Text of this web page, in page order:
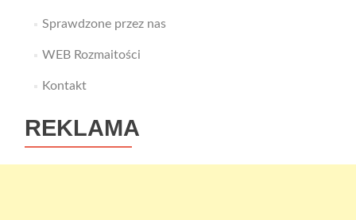
Sprawdzone przez nas
WEB Rozmaitości
Kontakt
REKLAMA